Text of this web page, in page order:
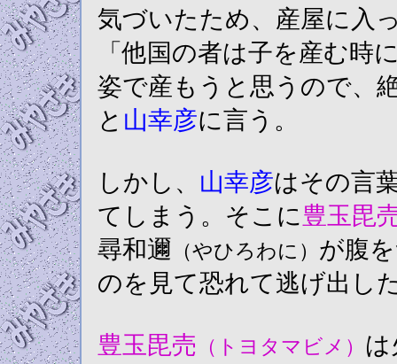
気づいたため、産屋に入
「他国の者は子を産む時
姿で産もうと思うので、
と 山幸彦に言う。
しかし、 山幸彦はその言
てしまう。そこに豊玉毘
尋和邇 （やひろわに） が腹
のを見て恐れて逃げ出し
豊玉毘売 （トヨタマビメ）